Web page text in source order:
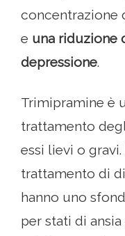
concentrazione
e una riduzione
depressione.
Trimipramine è
trattamento
essi lievi o
trattamento di
hanno uno
per stati di